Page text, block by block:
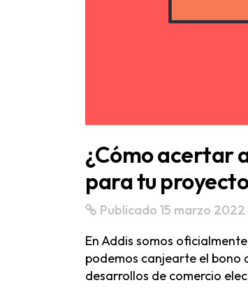
¿Cómo acertar
para tu
Publicado 15 marzo 2022
En Addis somos oficialmente
podemos canjearte el bono
desarrollos de comercio